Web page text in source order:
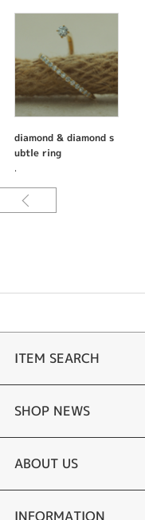
diamond & diamond s
ubtle ring
.
ITEM SEARCH
婚約指輪
手作り婚約指輪
結婚指輪
SHOP NEWS
デジタルジュエリー®とは
LINEdeオーダーメイドとは
ABOUT US
会社概要
INFORMATION